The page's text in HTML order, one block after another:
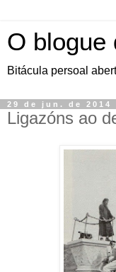
O blogue
Bitácula persoal
29 de jun. de 2014
Ligazóns ao